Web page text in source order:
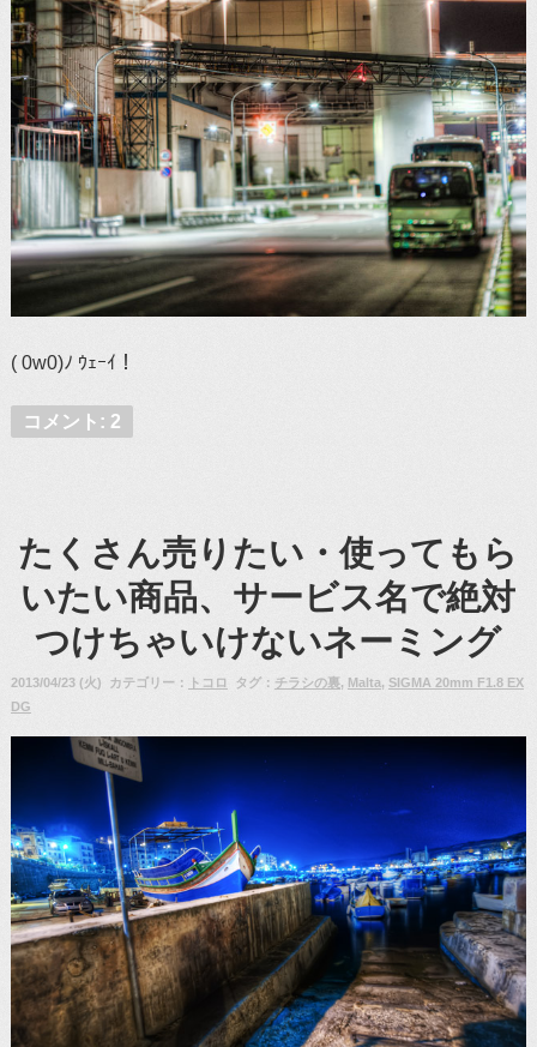
( 0w0)ﾉ ｳｪｰｲ！
コメント: 2
たくさん売りたい・使ってもら
いたい商品、サービス名で絶対
つけちゃいけないネーミング
2013/04/23 (火) カテゴリー： トコロ タグ： チラシの裏, Malta, SIGMA 20mm F1.8 EX
DG